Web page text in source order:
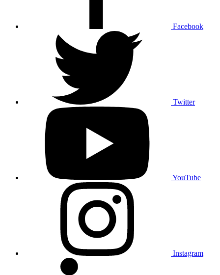
Facebook
Twitter
YouTube
Instagram